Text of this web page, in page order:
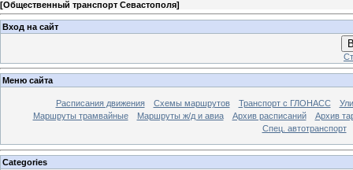
[Общественный транспорт Севастополя]
Вход на сайт
Меню сайта
Расписания движения Схемы маршрутов Транспорт с ГЛОНАСС
Маршруты трамвайные
Маршруты ж/д и авиа Архив расписаний
Архив
Спец. автотранспорт
Categories